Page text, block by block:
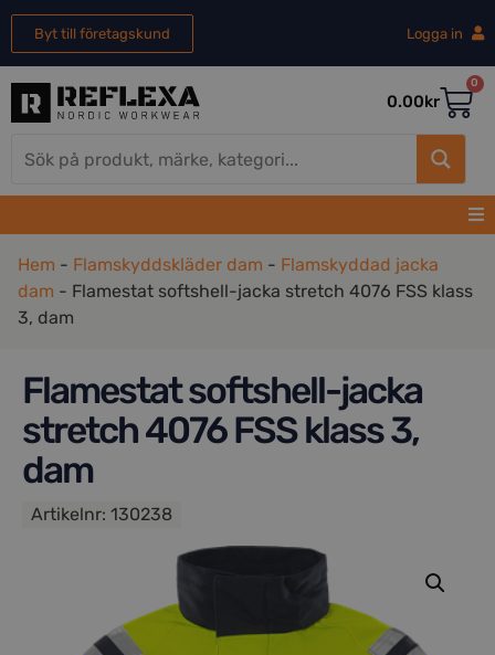
Byt till företagskund Logga in
0.00kr
0
Hem - Flamskyddskläder dam - Flamskyddad jacka
dam - Flamestat softshell-jacka stretch 4076 FSS klass
3, dam
Flamestat softshell-jacka
stretch 4076 FSS klass 3,
dam
Artikelnr: 130238